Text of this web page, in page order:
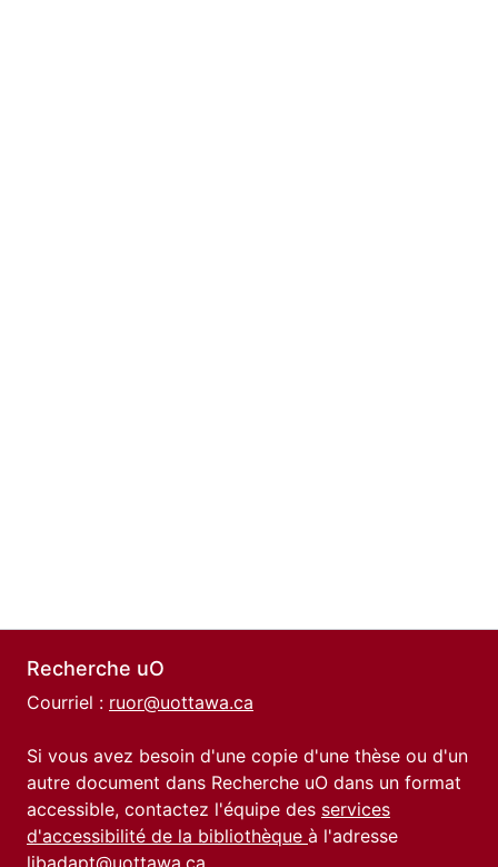
Recherche uO
Courriel : ruor@uottawa.ca
Si vous avez besoin d'une copie d'une thèse ou d'un
autre document dans Recherche uO dans un format
accessible, contactez l'équipe des services
d'accessibilité de la bibliothèque à l'adresse
libadapt@uottawa.ca